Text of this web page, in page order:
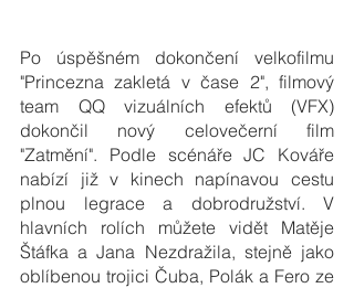
Po úspěšném dokončení velkofilmu
"Princezna zakletá v čase 2", filmový
team QQ vizuálních efektů (VFX)
dokončil nový celovečerní film
"Zatmění". Podle scénáře JC Kováře
nabízí již v kinech napínavou cestu
plnou legrace a dobrodružství. V
hlavních rolích můžete vidět Matěje
Štáfka a Jana Nezdražila, stejně jako
oblíbenou trojici Čuba, Polák a Fero ze